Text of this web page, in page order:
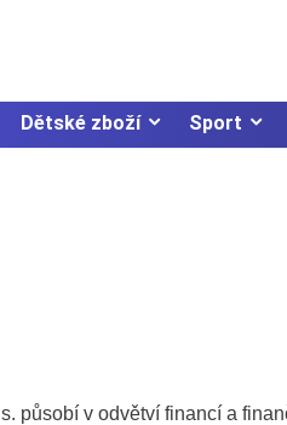
Dětské zboží Sport
působí v odvětví financí a